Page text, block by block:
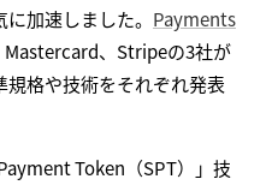
加速しました。 Payments
Mastercard、Stripeの3社が
格や技術をそれぞれ発表
Token（SPT）」技